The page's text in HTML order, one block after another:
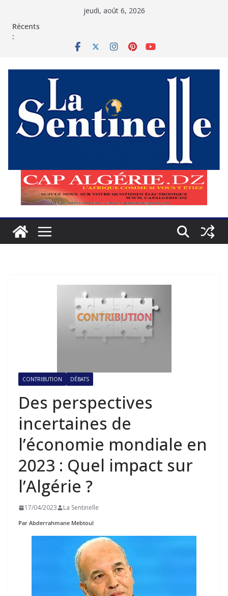
jeudi, août 6, 2026
Récents
:
CONTRIBUTION DÉBATS
Des perspectives
incertaines de
l’économie mondiale en
2023 : Quel impact sur
l’Algérie ?
17/04/2023 La Sentinelle
Par Abderrahmane Mebtoul